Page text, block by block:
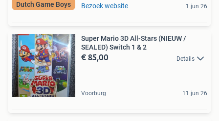
Dutch Game Boys Bezoek website 1 jun 26
Super Mario 3D All-Stars (NIEUW /
SEALED) Switch 1 & 2
€ 85,00 Details
Voorburg 11 jun 26